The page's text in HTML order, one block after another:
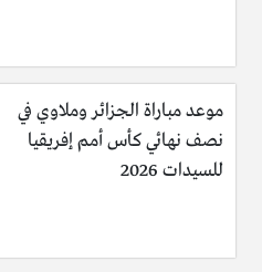
موعد مباراة الجزائر وملاوي في
نصف نهائي كأس أمم إفريقيا
للسيدات 2026